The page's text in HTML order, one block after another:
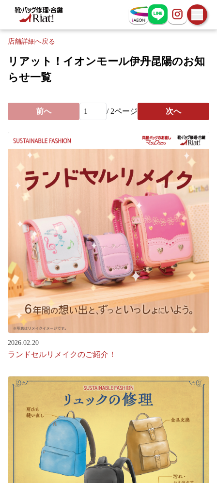
お問い合わせ
店舗詳細へ戻る
リアット！イオンモール伊丹昆陽のお知
らせ一覧
前へ / 2ページ 次へ
2026.02.20
ランドセルリメイクのご紹介！